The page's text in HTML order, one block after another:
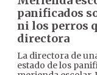
panificados
ni los perros
directora
La directora de
estado de los